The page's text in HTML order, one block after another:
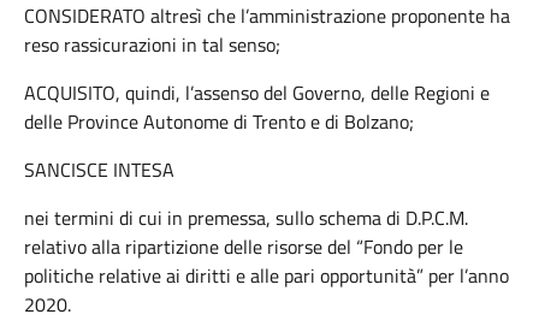
CONSIDERATO altresì che l’amministrazione proponente ha
reso rassicurazioni in tal senso;
ACQUISITO, quindi, l’assenso del Governo, delle Regioni e
delle Province Autonome di Trento e di Bolzano;
SANCISCE INTESA
nei termini di cui in premessa, sullo schema di D.P.C.M.
relativo alla ripartizione delle risorse del “Fondo per le
politiche relative ai diritti e alle pari opportunità” per l’anno
2020.